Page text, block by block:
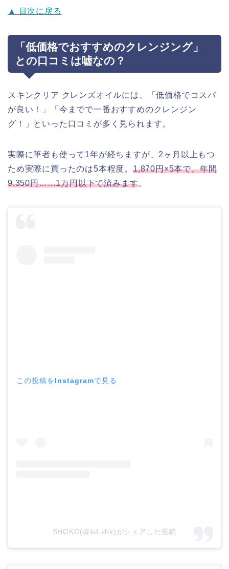
▲ 目次に戻る
「低価格でおすすめのクレンジング」
との口コミは嘘なの？
スキンクリア クレンズオイルには、「低価格でコスパ
が良い！」「今までで一番おすすめのクレンジン
グ！」といった口コミが多く見られます。
実際に筆者も使って1年が経ちますが、2ヶ月以上もつ
ため実際に買ったのは5本程度。 1,870円×5本で、年間
9,350円……1万円以下で済みます。
この投稿をInstagramで見る
SHOKO(@kd.shk)がシェアした投稿